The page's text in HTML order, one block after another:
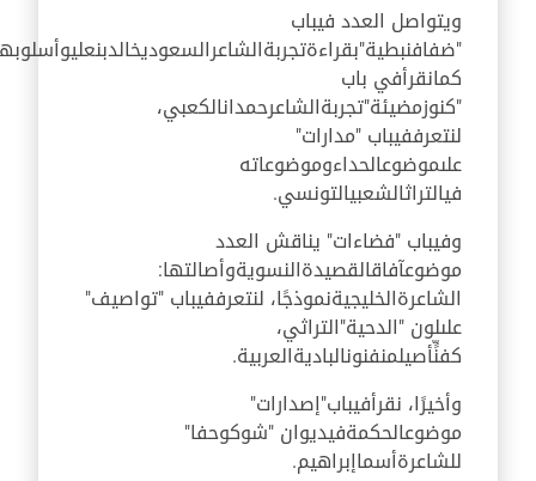
ويتواصل العدد فيباب
"ضفافنبطية"بقراءةتجربةالشاعرالسعوديخالدبنعليوأسلوبه
كمانقرأفي باب
"كنوزمضيئة"تجربةالشاعرحمدانالكعبي،
لنتعرففيباب"مدارات"
علىموضوعالحداءوموضوعاته
فيالتراثالشعبيالتونسي.
وفيباب"فضاءات" يناقش العدد
موضوعآفاقالقصيدةالنسويةوأصالتها:
الشاعرةالخليجيةنموذجًا، لنتعرففيباب"تواصيف"
علىلون"الدحية"التراثي،
كفنٍّأصيلمنفنونالباديةالعربية.
وأخيرًا، نقرأفيباب"إصدارات"
موضوعالحكمةفيديوان"شوكوحفا"
للشاعرةأسماإبراهيم.